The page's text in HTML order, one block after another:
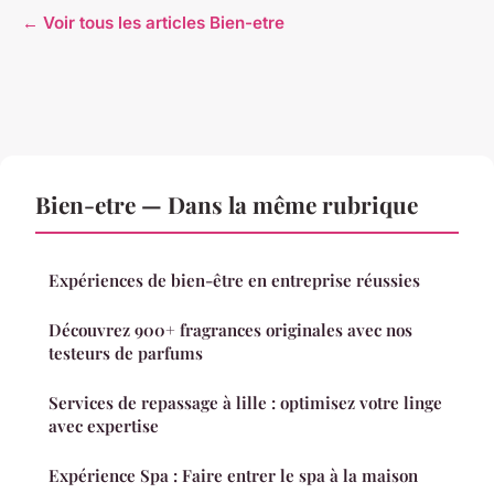
← Voir tous les articles Bien-etre
Bien-etre — Dans la même rubrique
Expériences de bien-être en entreprise réussies
Découvrez 900+ fragrances originales avec nos
testeurs de parfums
Services de repassage à lille : optimisez votre linge
avec expertise
Expérience Spa : Faire entrer le spa à la maison